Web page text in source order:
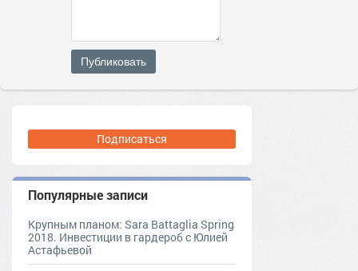
Публиковать
Подписаться
Популярные записи
Крупным планом: Sara Battaglia Spring
2018. Инвестиции в гардероб с Юлией
Астафьевой